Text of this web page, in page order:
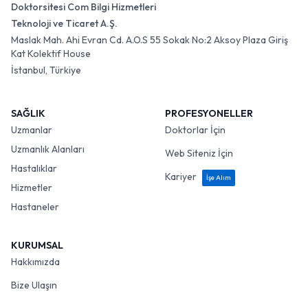
Doktorsitesi Com Bilgi Hizmetleri
Teknoloji ve Ticaret A.Ş.
Maslak Mah. Ahi Evran Cd. A.O.S 55 Sokak No:2 Aksoy Plaza Giriş
Kat Kolektif House
İstanbul, Türkiye
SAĞLIK
Uzmanlar
Uzmanlık Alanları
Hastalıklar
Hizmetler
Hastaneler
PROFESYONELLER
Doktorlar İçin
Web Siteniz İçin
Kariyer
İşe Alım
KURUMSAL
Hakkımızda
Bize Ulaşın